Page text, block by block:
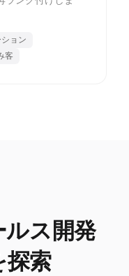
ョン
客
ス開発
探索